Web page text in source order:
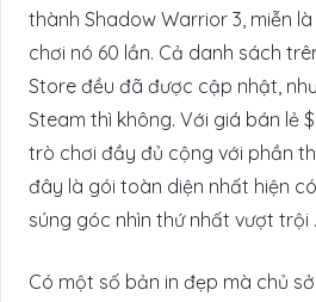
thành Shadow Warrior 3, miễn
chơi nó 60 lần. Cả danh sách
Store đều đã được cập nhật,
Steam thì không. Với giá bán lẻ
trò chơi đầy đủ cộng với phần
đây là gói toàn diện nhất hiện
súng góc nhìn thứ nhất vượt trội .
Có một số bản in đẹp mà chủ